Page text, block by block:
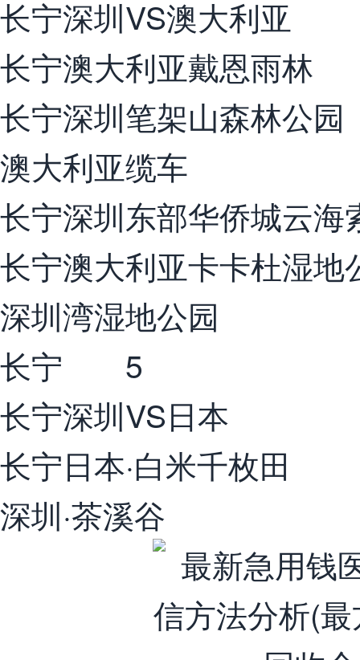
长宁深圳VS澳大利亚
长宁澳大利亚戴恩雨林
长宁深圳笔架山森林公园
澳大利亚缆车
长宁深圳东部华侨城云海
长宁澳大利亚卡卡杜湿地
深圳湾湿地公园
长宁 5
长宁深圳VS日本
长宁日本·白米千枚田
深圳·茶溪谷